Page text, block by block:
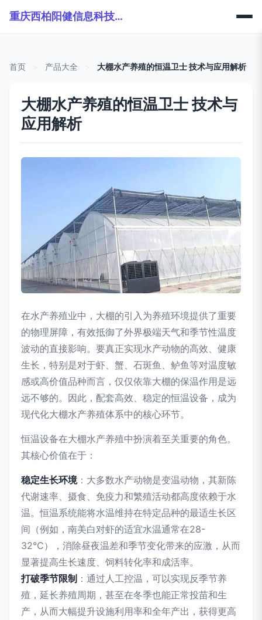
重庆西柏阳健信息科技有限公司
首页 产品大全 大棚水产养殖的恒温卫士 技术与应用解析
大棚水产养殖的恒温卫士 技术与
应用解析
在水产养殖业中，大棚的引入为养殖环境提供了重要
的物理屏障，有效抵御了外界极端天气和季节性温度
波动的直接影响。要真正实现水产动物的高效、健康
生长，特别是对于虾、蟹、石斑鱼、鲈鱼等对温度敏
感或高价值品种而言，仅仅依靠大棚的保温作用是远
远不够的。因此，配套高效、稳定的恒温设备，成为
现代化大棚水产养殖体系中的核心环节。
恒温设备在大棚水产养殖中扮演着至关重要的角色。
其核心价值在于：
稳定生长环境：大多数水产动物是变温动物，其新陈
代谢速率、摄食、免疫力和繁殖活动都高度依赖于水
温。恒温系统能将水温维持在特定品种的最适生长区
间（例如，南美白对虾的适宜水温通常在28-
32℃），消除昼夜温差和季节变化带来的应激，从而
显著提高生长速度、饲料转化率和成活率。
打破季节限制 ：通过人工控温，可以实现反季节养
殖，延长养殖周期，甚至在冬季也能正常投苗和生
产，从而大幅提升设施利用率和全年产出，获得更高